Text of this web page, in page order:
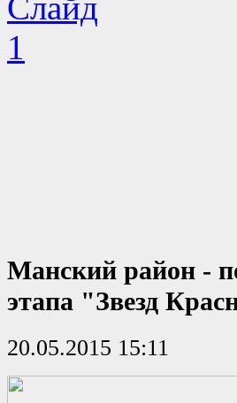
Манский район -
этапа "Звезд
20.05.2015 15:11